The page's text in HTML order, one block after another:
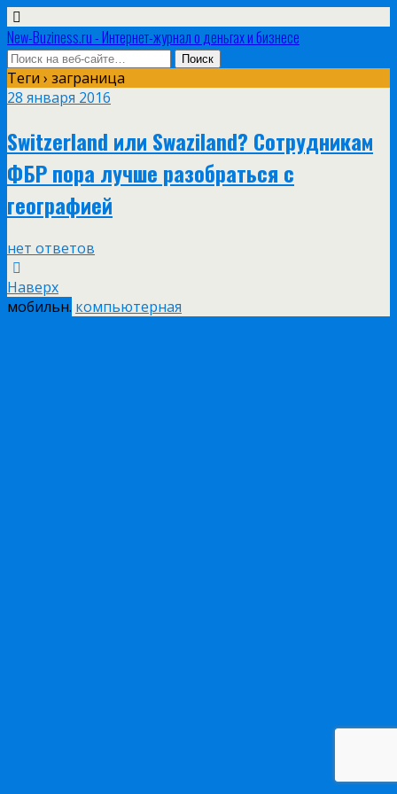
New-Buziness.ru - Интернет-журнал о деньгах и бизнесе
Теги › заграница
28 января 2016
Switzerland или Swaziland? Сотрудникам
ФБР пора лучше разобраться с
географией
нет ответов
Наверх
мобильн. компьютерная